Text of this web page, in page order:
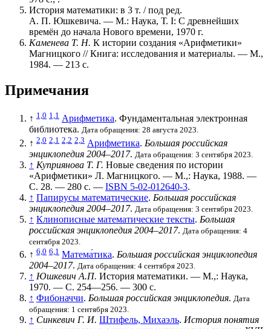
История математики: в 3 т. / под ред.
А. П. Юшкевича. — М.: Наука, Т. I: С древнейших
времён до начала Нового времени, 1970 г.
Каменева Т. Н. К истории создания «Арифметики»
Магницкого // Книга: исследования и материалы. — М.,
1984. — 213 с.
Примечания
↑ 1,0 1,1 Арифметика. Фундаментальная электронная
библиотека. Дата обращения: 28 августа 2023.
↑ 2,0 2,1 2,2 2,3 Арифметика. Большая российская
энциклопедия 2004–2017. Дата обращения: 3 сентября 2023.
↑ Куприянова Т. Г. Новые сведения по истории
«Арифметики» Л. Магницкого. — М.,: Наука, 1988. —
С. 28. — 280 с. — ISBN 5-02-012640-3.
↑ Папирусы математические. Большая российская
энциклопедия 2004–2017. Дата обращения: 3 сентября 2023.
↑ Клинописные математические тексты. Большая
российская энциклопедия 2004–2017. Дата обращения: 4
сентября 2023.
↑ 6,0 6,1 Матема́тика. Большая российская энциклопедия
2004–2017. Дата обращения: 4 сентября 2023.
↑ Юшкевич А.П. История математики. — М.,: Наука,
1970. — С. 254—256. — 300 с.
↑ Фибоначчи. Большая российская энциклопедия. Дата
обращения: 1 сентября 2023.
↑ Синкевич Г. И. Штифель, Михаэль. История понятия